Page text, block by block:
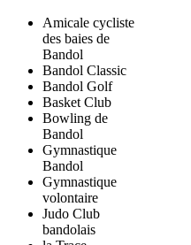
Amicale cycliste
des baies de
Bandol
Bandol Classic
Bandol Golf
Basket Club
Bowling de
Bandol
Gymnastique
Bandol
Gymnastique
volontaire
Judo Club
bandolais